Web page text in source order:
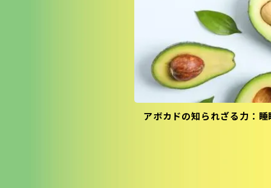
アボカドの知られざる力：